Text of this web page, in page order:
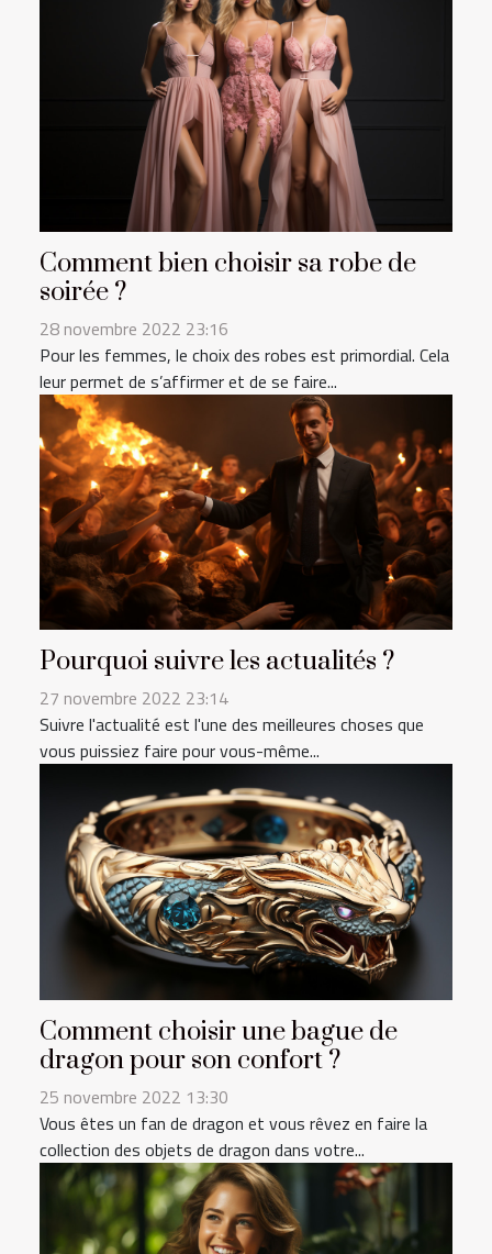
Comment bien choisir sa robe de
soirée ?
28 novembre 2022 23:16
Pour les femmes, le choix des robes est primordial. Cela
leur permet de s’affirmer et de se faire...
Pourquoi suivre les actualités ?
27 novembre 2022 23:14
Suivre l'actualité est l'une des meilleures choses que
vous puissiez faire pour vous-même...
Comment choisir une bague de
dragon pour son confort ?
25 novembre 2022 13:30
Vous êtes un fan de dragon et vous rêvez en faire la
collection des objets de dragon dans votre...